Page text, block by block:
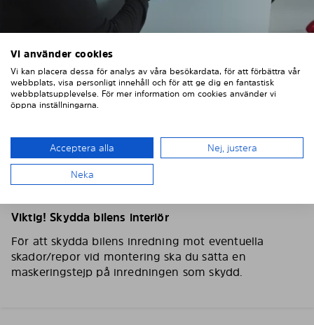
Tvätta och torka omsorgsfullt av bilens rutor, använd
gärna fönsterputs och en fiberduk. Torka av
skyddsfilmen på Solarplexius solskydd med en lätt
Viktig! Skydda bilens interiör
För att skydda bilens inredning mot eventuella
skador/repor vid montering ska du sätta en
maskeringstejp på inredningen som skydd.
Vi använder cookies
Vi kan placera dessa för analys av våra besökardata, för att förbättra vår
webbplats, visa personligt innehåll och för att ge dig en fantastisk
webbplatsupplevelse. För mer information om cookies använder vi
öppna inställningarna.
Acceptera alla Nej, justera
Neka